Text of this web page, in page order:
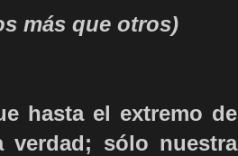
más que otros)
hasta el extremo de
verdad; sólo nuestra